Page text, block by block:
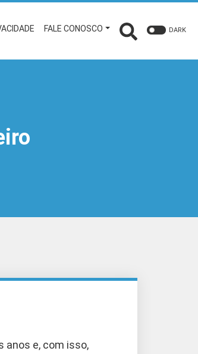
FALE CONOSCO DARK
anos e, com isso,